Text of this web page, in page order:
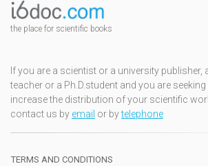
the place for scientific books
If you are a scientist or a university publisher,
teacher or a Ph.D.student and you are
increase the distribution of your scientific
contact us by email or bytelephone
TERMS AND CONDITIONS